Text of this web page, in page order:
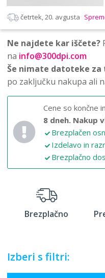
četrtek, 20. avgusta
Ne najdete kar iščete?
na info@300dpi.com
Še nimate datoteke za
po zaključku nakupa ali
Cene so končne in
8 dneh. Nakup
Brezplačen
Izdelavo in
Brezplačno
Brezplačno
Izberi s filtri: